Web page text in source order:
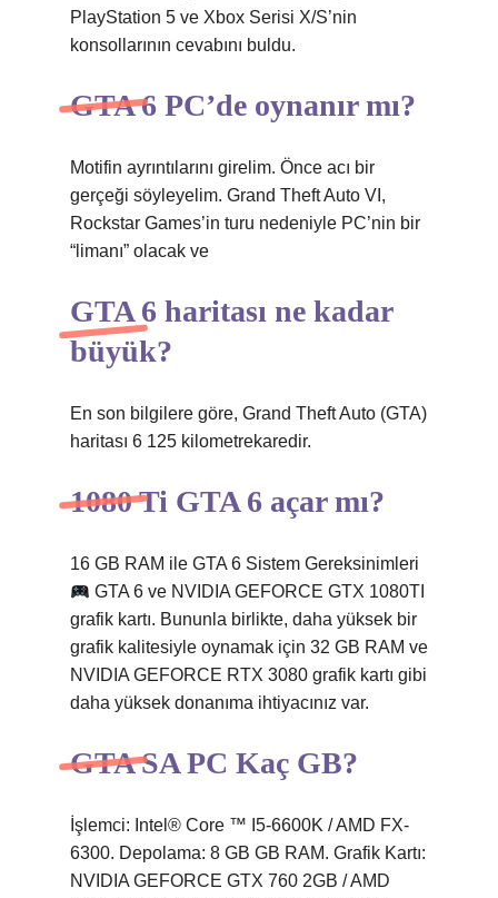
PlayStation 5 ve Xbox Serisi X/S’nin
konsollarının cevabını buldu.
GTA 6 PC’de oynanır mı?
Motifin ayrıntılarını girelim. Önce acı bir
gerçeği söyleyelim. Grand Theft Auto VI,
Rockstar Games’in turu nedeniyle PC’nin bir
“limanı” olacak ve
GTA 6 haritası ne kadar
büyük?
En son bilgilere göre, Grand Theft Auto (GTA)
haritası 6 125 kilometrekaredir.
1080 Ti GTA 6 açar mı?
16 GB RAM ile GTA 6 Sistem Gereksinimleri
GTA 6 ve NVIDIA GEFORCE GTX 1080TI
grafik kartı. Bununla birlikte, daha yüksek bir
grafik kalitesiyle oynamak için 32 GB RAM ve
NVIDIA GEFORCE RTX 3080 grafik kartı gibi
daha yüksek donanıma ihtiyacınız var.
GTA SA PC Kaç GB?
İşlemci: Intel® Core ™ I5-6600K / AMD FX-
6300. Depolama: 8 GB GB RAM. Grafik Kartı:
NVIDIA GEFORCE GTX 760 2GB / AMD